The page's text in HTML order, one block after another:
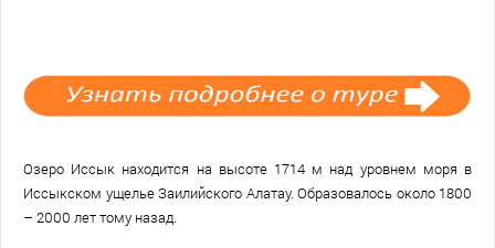
Озеро Иссык находится на высоте 1714 м над уровнем моря в
Иссыкском ущелье Заилийского Алатау. Образовалось около 1800
– 2000 лет тому назад.